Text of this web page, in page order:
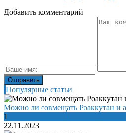
Добавить комментарий
Популярные статьи
Можно ли совмещать Роаккутан и
1
22.11.2023